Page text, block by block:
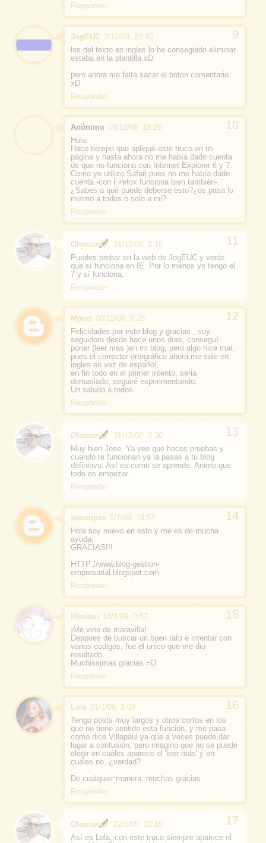
Responder
JogEUC 2/12/08, 22:45
los del texto en ingles lo he conseguido eliminar
estaba en la plantilla xD
pero ahora me falta sacar el boton comentario
xD
Responder
Anónimo 19/12/08, 18:25
Hola:
Hace tiempo que apliqué este truco en mi
página y hasta ahora no me había dado cuenta
de que no funciona con Internet Explorer 6 y 7.
Como yo utilizo Safari pues no me había dado
cuenta -con Firefox funciona bien también-.
¿Sabes a qué puede deberse esto?¿os pasa lo
mismo a todos o solo a mi?
Responder
Oloman
21/12/08, 2:15
Puedes probar en la web de JogEUC y verás
que sí funciona en IE. Por lo menos yo tengo el
7 y sí funciona.
Responder
Mjess 30/12/08, 9:25
Felicidades por este blog y gracias , soy
seguidora desde hace unos días, conseguí
poner (leer mas )en mi blog, pero algo hice mal,
pues el corrector ortográfico ahora me sale en
ingles en vez de español,
en fin todo en el primer intento, seria
demasiado, seguiré experimentando.
Un saludo a todos
Responder
Oloman
31/12/08, 0:30
Muy bien Jose. Ya veo que haces pruebas y
cuando te funcionan ya la pasas a tu blog
definitivo. Así es como se aprende. Animo que
todo es empezar.
Responder
xenonpax 5/1/09, 19:57
Hola soy nuevo en esto y me es de mucha
ayuda,
GRACIAS!!!
HTTP://www.blog-gestion-
empresarial.blogspot.com
Responder
Himitsu 18/1/09, 0:57
¡Me vino de maravilla!
Despues de buscar un buen rato e intentar con
varios codigos, fue el unico que me dio
resultado.
Muchissimas gracias =D
Responder
Lola 21/1/09, 1:08
Tengo posts muy largos y otros cortos en los
que no tiene sentido esta función, y me pasa
como dice Villapaul ya que a veces puede dar
lugar a confusión, pero imagino que no se puede
elegir en cuáles aparece el 'leer más' y en
cuáles no, ¿verdad?
De cualquier manera, muchas gracias.
Responder
Oloman
22/1/09, 20:19
Así es Lola, con este truco siempre aparece el